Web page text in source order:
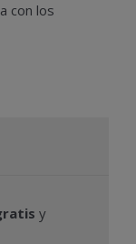
con los
y